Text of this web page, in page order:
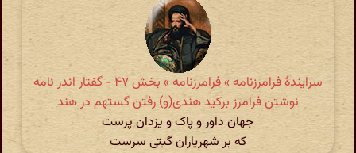
سرایندهٔ فرامرزنامه » فرامرزنامه » بخش ۴۷ - گفتار اندر نامه
نوشتن فرامرز برکید هندی(و) رفتن گستهم در هند
جهان داور و پاک و یزدان پرست
که بر شهریاران گیتی سرست